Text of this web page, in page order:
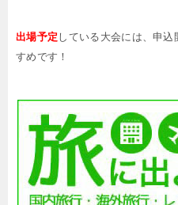
出場予定 している大会には、申込
すめです！